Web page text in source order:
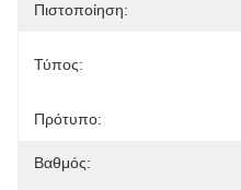
Πιστοποίηση:
Τύπος:
Πρότυπο:
Βαθμός: